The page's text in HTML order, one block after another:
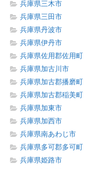
兵庫県三木市
兵庫県三田市
兵庫県丹波市
兵庫県伊丹市
兵庫県佐用郡佐用町
兵庫県加古川市
兵庫県加古郡播磨町
兵庫県加古郡稲美町
兵庫県加東市
兵庫県加西市
兵庫県南あわじ市
兵庫県多可郡多可町
兵庫県姫路市